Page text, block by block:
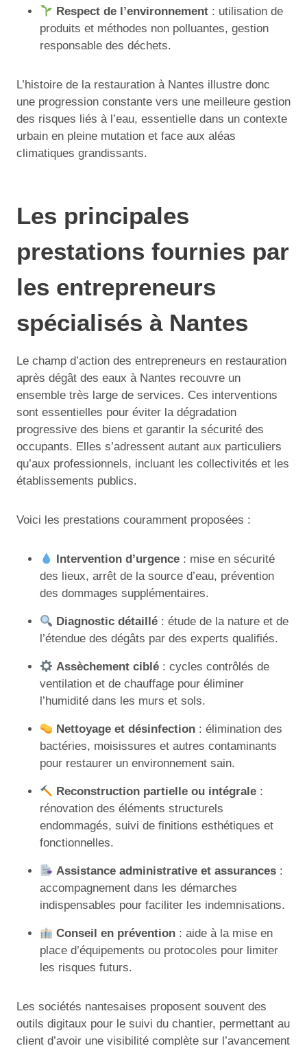
Respect de l’environnement : utilisation de
produits et méthodes non polluantes, gestion
responsable des déchets.
L’histoire de la restauration à Nantes illustre donc
une progression constante vers une meilleure gestion
des risques liés à l’eau, essentielle dans un contexte
urbain en pleine mutation et face aux aléas
climatiques grandissants.
Les principales
prestations fournies par
les entrepreneurs
spécialisés à Nantes
Le champ d’action des entrepreneurs en restauration
après dégât des eaux à Nantes recouvre un
ensemble très large de services. Ces interventions
sont essentielles pour éviter la dégradation
progressive des biens et garantir la sécurité des
occupants. Elles s’adressent autant aux particuliers
qu’aux professionnels, incluant les collectivités et les
établissements publics.
Voici les prestations couramment proposées :
Intervention d’urgence : mise en sécurité
des lieux, arrêt de la source d’eau, prévention
des dommages supplémentaires.
Diagnostic détaillé : étude de la nature et de
l’étendue des dégâts par des experts qualifiés.
Assèchement ciblé : cycles contrôlés de
ventilation et de chauffage pour éliminer
l’humidité dans les murs et sols.
Nettoyage et désinfection : élimination des
bactéries, moisissures et autres contaminants
pour restaurer un environnement sain.
Reconstruction partielle ou intégrale :
rénovation des éléments structurels
endommagés, suivi de finitions esthétiques et
fonctionnelles.
Assistance administrative et assurances :
accompagnement dans les démarches
indispensables pour faciliter les indemnisations.
Conseil en prévention : aide à la mise en
place d’équipements ou protocoles pour limiter
les risques futurs.
Les sociétés nantesaises proposent souvent des
outils digitaux pour le suivi du chantier, permettant au
client d’avoir une visibilité complète sur l’avancement